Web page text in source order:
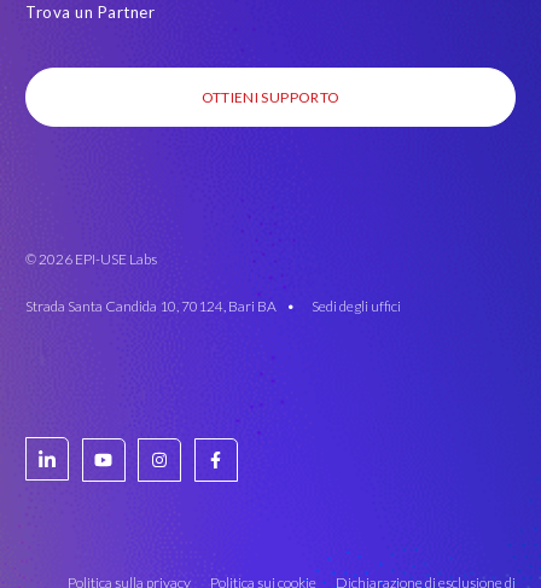
Trova un Partner
OTTIENI SUPPORTO
© 2026 EPI-USE Labs
Strada Santa Candida 10, 70124, Bari BA • Sedi degli uffici
Politica sulla privacy Politica sui cookie Dichiarazione di esclusione di